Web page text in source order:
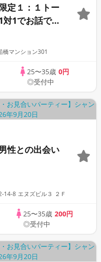
定１：１トー
1でお話でき
橋マンション301
25〜35歳 0円
◎受付中
性との出会い
14-8 エヌズビル３ ２Ｆ
25〜35歳 200円
◎受付中